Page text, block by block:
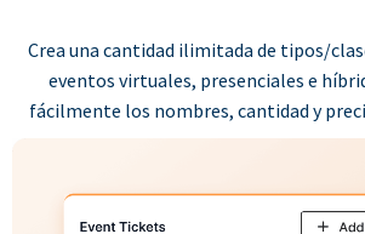
Crea una cantidad ilimitada de tipos/
eventos virtuales, presenciales e
fácilmente los nombres, cantidad y